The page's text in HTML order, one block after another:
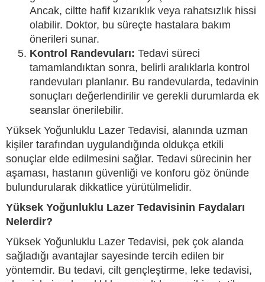
Ancak, ciltte hafif kızarıklık veya rahatsızlık hissi
olabilir. Doktor, bu süreçte hastalara bakım
önerileri sunar.
Kontrol Randevuları: Tedavi süreci
tamamlandıktan sonra, belirli aralıklarla kontrol
randevuları planlanır. Bu randevularda, tedavinin
sonuçları değerlendirilir ve gerekli durumlarda ek
seanslar önerilebilir.
Yüksek Yoğunluklu Lazer Tedavisi, alanında uzman
kişiler tarafından uygulandığında oldukça etkili
sonuçlar elde edilmesini sağlar. Tedavi sürecinin her
aşaması, hastanın güvenliği ve konforu göz önünde
bulundurularak dikkatlice yürütülmelidir.
Yüksek Yoğunluklu Lazer Tedavisinin Faydaları
Nelerdir?
Yüksek Yoğunluklu Lazer Tedavisi, pek çok alanda
sağladığı avantajlar sayesinde tercih edilen bir
yöntemdir. Bu tedavi, cilt gençleştirme, leke tedavisi,